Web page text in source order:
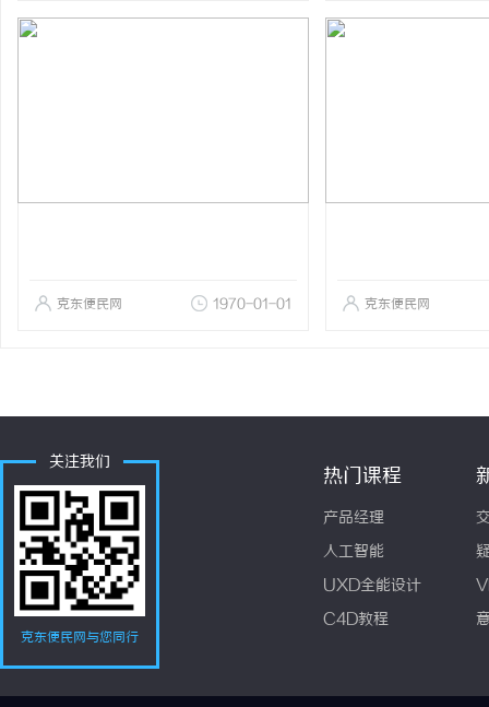
克东便民网 1970-01-01 克东便民网
关注我们
克东便民网与您同行
热门课程
产品经理
人工智能
UXD全能设计
C4D教程